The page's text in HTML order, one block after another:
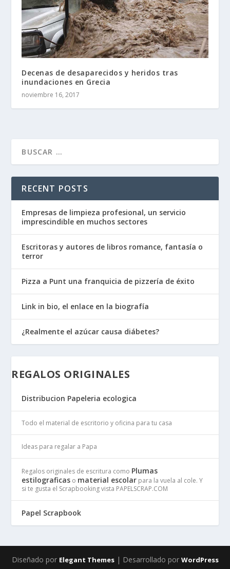
Decenas de desaparecidos y heridos tras
inundaciones en Grecia
noviembre 16, 2017
RECENT POSTS
Empresas de limpieza profesional, un servicio
imprescindible en muchos sectores
Escritoras y autores de libros romance, fantasía o
terror
Pizza a Punt una franquicia de pizzería de éxito
Link in bio, el enlace en la biografía
¿Realmente el azúcar causa diábetes?
REGALOS ORIGINALES
Distribucion Papeleria ecologica
Todo el material de escritorio y oficina para tu casa
Ideas para regalar a Papa
Regalos originales de escritura como Plumas
estilograficas o material escolar para la vuela al cole. Y
si te gusta el Scrapbooking vista PAPELSCRAP.COM
Papel Scrapbook
Diseñado por Elegant Themes| Desarrollado por WordPress